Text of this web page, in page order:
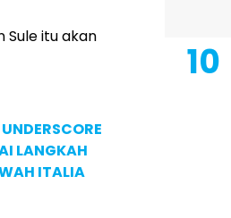
itu akan
LANGKAH
ITALIA